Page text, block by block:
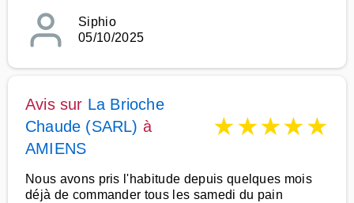
Siphio
05/10/2025
Avis sur La Brioche
Chaude (SARL) à
AMIENS
★★★★★
Nous avons pris l'habitude depuis quelques mois
déjà de commander tous les samedi du pain